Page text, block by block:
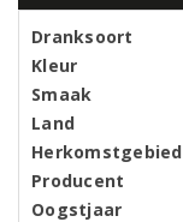
Dranksoort
Kleur
Smaak
Land
Herkomstgebied
Producent
Oogstjaar